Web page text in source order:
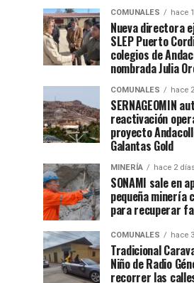
COMUNALES hace
Nueva directora
SLEP Puerto
colegios de
nombrada Julia
COMUNALES hace
SERNAGEOMIN
reactivación
proyecto
Galantas Gold
MINERÍA hace 2
SONAMI sale en
pequeña minería
para recuperar
COMUNALES hace
Tradicional
Niño de Radio
recorrer las